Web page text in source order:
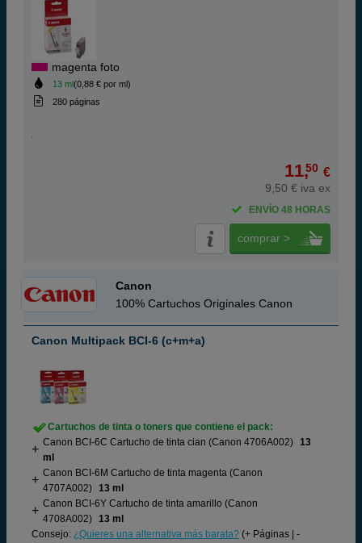
magenta foto
13 ml(0,88 € por ml)
280 páginas
11,50 €
9,50 € iva ex
ENVÍO 48 HORAS
comprar >
Canon
100% Cartuchos Originales Canon
Canon Multipack BCI-6 (c+m+a)
Cartuchos de tinta o toners que contiene el pack:
Canon BCI-6C Cartucho de tinta cian (Canon 4706A002) 13
ml
Canon BCI-6M Cartucho de tinta magenta (Canon
4707A002) 13 ml
Canon BCI-6Y Cartucho de tinta amarillo (Canon
4708A002) 13 ml
Consejo: ¿Quieres una alternativa más barata? (+ Páginas | -